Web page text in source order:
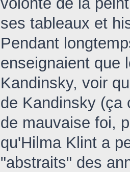
ses tableaux et
Pendant
enseignaient que
Kandinsky, voir
de Kandinsky (ça
de mauvaise foi,
qu'Hilma Klint a
"abstraits" des